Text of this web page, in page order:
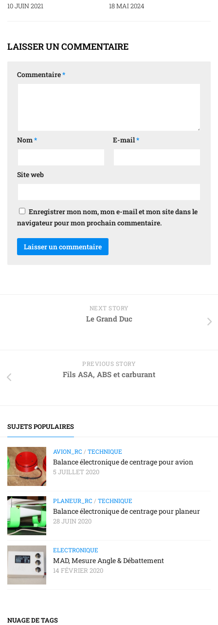
10 JUIN 2021 18 MAI 2024
LAISSER UN COMMENTAIRE
Commentaire*
Nom* E-mail*
Site web
Enregistrer mon nom, mon e-mail et mon site dans le
navigateur pour mon prochain commentaire.
NEXT STORY
Le Grand Duc
PREVIOUS STORY
Fils ASA, ABS et carburant
SUJETS POPULAIRES
AVION_RC / TECHNIQUE
Balance électronique de centrage pour avion
5 JUILLET 2020
PLANEUR_RC / TECHNIQUE
Balance électronique de centrage pour planeur
28 JUIN 2020
ELECTRONIQUE
MAD, Mesure Angle & Débattement
14 FÉVRIER 2020
NUAGE DE TAGS